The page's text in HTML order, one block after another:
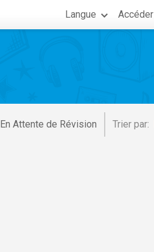
Langue Accéder
En Attente de Révision Trier par: